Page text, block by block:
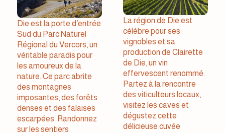
Die est la porte d’entrée
Sud du Parc Naturel
Régional du Vercors, un
véritable paradis pour
les amoureux de la
nature. Ce parc abrite
des montagnes
imposantes, des forêts
denses et des falaises
escarpées. Randonnez
sur les sentiers
La région de Die est
célèbre pour ses
vignobles et sa
production de Clairette
de Die, un vin
effervescent renommé.
Partez à la rencontre
des viticulteurs locaux,
visitez les caves et
dégustez cette
délicieuse cuvée